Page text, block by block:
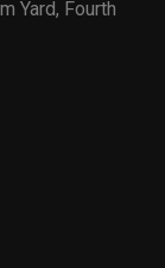
Yard, Fourth